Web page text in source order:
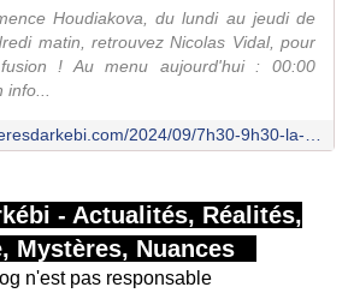
Houdiakova, du lundi au jeudi de
matin, retrouvez Nicolas Vidal, pour
! Au menu aujourd'hui : 00:00
- Actualités, Réalités,
Mystères, Nuances
n'est pas responsable